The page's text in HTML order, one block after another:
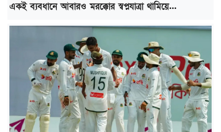
একই ব্যবধানে আবারও মরক্কোর স্বপ্নযাত্রা থামিয়ে...